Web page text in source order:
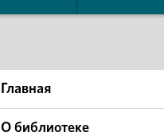
Главная
О библиотеке